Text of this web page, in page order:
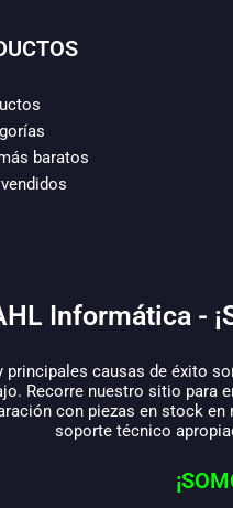
baratos
Informática -
principales causas de éxito
Recorre nuestro sitio para
con piezas en stock en
soporte técnico